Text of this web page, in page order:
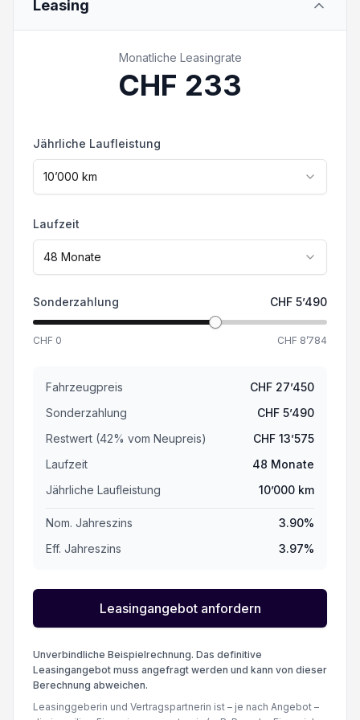
USB-C Anschluss
Klimaautomat
Geschwindigkeitsregelanlage
Sie mit uns Kontakt auf. Die effektive
Ausstattung kann von der publizierten
Ausstattung abweichen. Irrtümer und
Zwischenverkauf vorbehalten.
Leasing
Monatliche Leasingrate
CHF 233
Jährliche Laufleistung
10’000 km
Laufzeit
48 Monate
Sonderzahlung CHF 5’490
CHF 0 CHF 8’784
Fahrzeugpreis CHF 27’450
Sonderzahlung
CHF 5’490
Restwert (42% vom Neupreis) CHF 13’575
Laufzeit
48 Monate
Jährliche Laufleistung
10’000 km
Nom. Jahreszins 3.90%
Eff. Jahreszins
3.97%
Leasingangebot anfordern
Unverbindliche Beispielrechnung. Das definitive
Leasingangebot muss angefragt werden und kann von dieser
Berechnung abweichen.
Leasinggeberin und Vertragspartnerin ist – je nach Angebot –